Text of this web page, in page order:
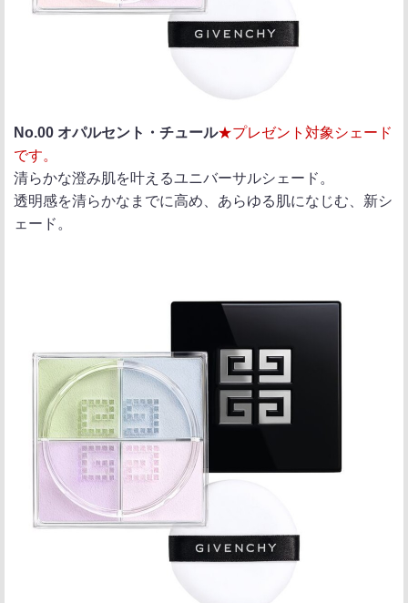
No.00 オパルセント・チュール★プレゼント対象シェード
です。
清らかな澄み肌を叶えるユニバーサルシェード。
透明感を清らかなまでに高め、あらゆる肌になじむ、新シ
ェード。